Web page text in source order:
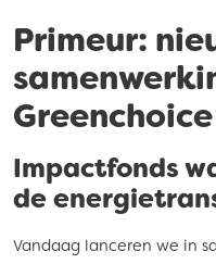
Primeur:
Greenchoice
Impactfonds
de
Vandaag lanceren we in